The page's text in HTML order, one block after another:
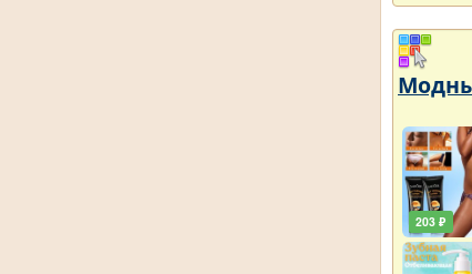
203 ₽